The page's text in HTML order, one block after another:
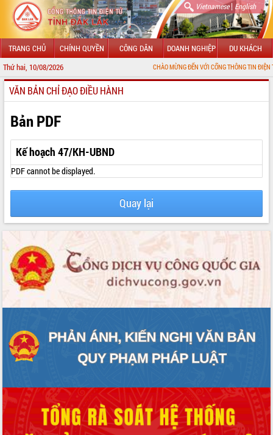
Vietnamese| English
TRANG CHỦ CHÍNH QUYỀN CÔNG DÂN DOANH NGHIỆP DU KHÁCH
Thứ hai, 10/08/2026 CHÀO MỪNG ĐẾN VỚI CỔNG THÔNG TIN ĐIỆN TỬ TỈNH
GIỚI THIỆU
LÃNH ĐẠO UBND TỈNH
TIN TỨC SỰ KIỆN
SỞ, BAN, NGÀNH
UBND CÁC XÃ, PHƯỜNG
THÔNG TIN CHỈ ĐẠO ĐIỀU HÀNH
VĂN BẢN HĐND TỈNH
ĐIỂM TIN VĂN BẢN
VĂN BẢN CHỈ ĐẠO ĐIỀU HÀNH
Bản PDF
Kế hoạch 47/KH-UBND
PDF cannot be displayed.
Quay lại